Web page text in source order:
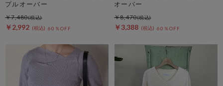
プルオーバー
￥2,992 60％OFF
￥7,480
オーバー
￥3,388 60％OFF
￥8,470